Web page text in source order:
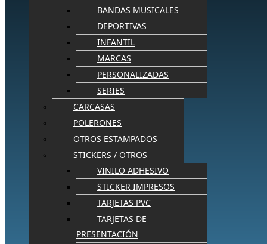
BANDAS MUSICALES
DEPORTIVAS
INFANTIL
MARCAS
PERSONALIZADAS
SERIES
CARCASAS
POLERONES
OTROS ESTAMPADOS
STICKERS / OTROS
VINILO ADHESIVO
STICKER IMPRESOS
TARJETAS PVC
TARJETAS DE
PRESENTACIÓN